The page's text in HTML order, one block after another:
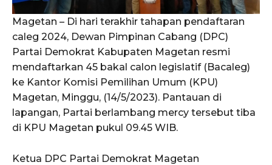
Magetan – Di hari terakhir tahapan pendaftaran
caleg 2024, Dewan Pimpinan Cabang (DPC)
Partai Demokrat Kabupaten Magetan resmi
mendaftarkan 45 bakal calon legislatif (Bacaleg)
ke Kantor Komisi Pemilihan Umum (KPU)
Magetan, Minggu, (14/5/2023). Pantauan di
lapangan, Partai berlambang mercy tersebut tiba
di KPU Magetan pukul 09.45 WIB.
Ketua DPC Partai Demokrat Magetan